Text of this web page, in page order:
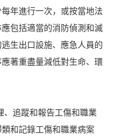
年進行一次，或按當地法
包括適當的消防偵測和滅
生出口設施、應急人員的
著重盡量減低對生命、環
追蹤和報告工傷和職業
和記錄工傷和職業病案